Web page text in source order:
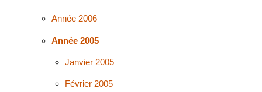
Année 2006
Année 2005
Janvier 2005
Février 2005